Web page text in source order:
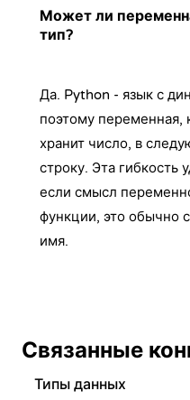
Может ли
тип?
Да. Python - язык с
поэтому переменная,
хранит число, в
строку. Эта гибкость
если смысл
функции, это обычно
имя.
Связанные
Типы данных